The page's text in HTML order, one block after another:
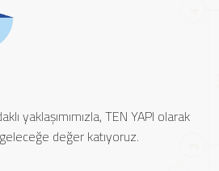
yaklaşımımızla, TEN YAPI olarak
değer katıyoruz.